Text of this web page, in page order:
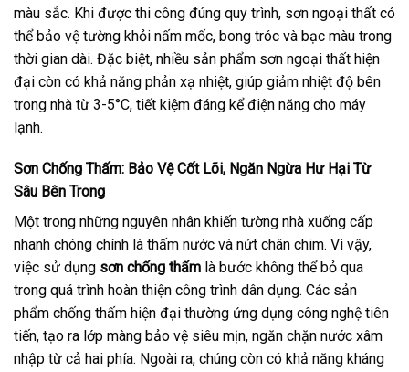
màu sắc. Khi được thi công đúng quy trình, sơn ngoại thất có
thể bảo vệ tường khỏi nấm mốc, bong tróc và bạc màu trong
thời gian dài. Đặc biệt, nhiều sản phẩm sơn ngoại thất hiện
đại còn có khả năng phản xạ nhiệt, giúp giảm nhiệt độ bên
trong nhà từ 3-5°C, tiết kiệm đáng kể điện năng cho máy
lạnh.
Sơn Chống Thấm: Bảo Vệ Cốt Lõi, Ngăn Ngừa Hư Hại Từ
Sâu Bên Trong
Một trong những nguyên nhân khiến tường nhà xuống cấp
nhanh chóng chính là thấm nước và nứt chân chim. Vì vậy,
việc sử dụng sơn chống thấm là bước không thể bỏ qua
trong quá trình hoàn thiện công trình dân dụng. Các sản
phẩm chống thấm hiện đại thường ứng dụng công nghệ tiên
tiến, tạo ra lớp màng bảo vệ siêu mịn, ngăn chặn nước xâm
nhập từ cả hai phía. Ngoài ra, chúng còn có khả năng kháng